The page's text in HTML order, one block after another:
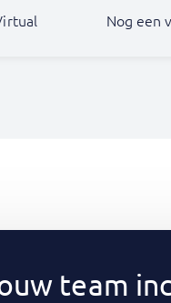
Nog een
team